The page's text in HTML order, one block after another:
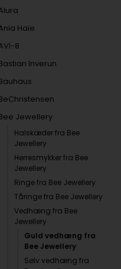
Haie
8
Inverun
Jewellery
Halskæder fra Bee
Jewellery
Herresmykker fra Bee
Jewellery
Ringe fra Bee Jewellery
Tåringe fra Bee Jewellery
Vedhæng fra Bee
Jewellery
Guld vedhæng fra
Bee Jewellery
Sølv vedhæng fra